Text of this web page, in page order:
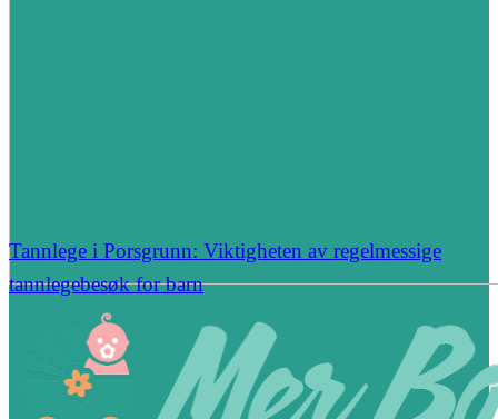
Tannlege i Porsgrunn: Viktigheten av regelmessige
tannlegebesøk for barn